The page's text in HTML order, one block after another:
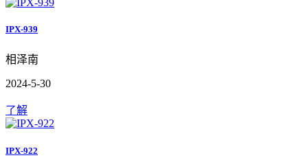
IPX-939
相泽南
2024-5-30
了解
IPX-922